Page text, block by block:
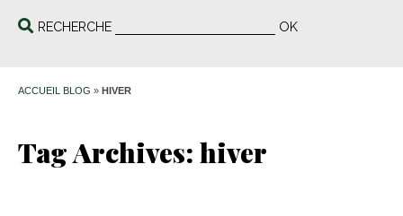
RECHERCHE OK
ACCUEIL BLOG » HIVER
Tag Archives:hiver